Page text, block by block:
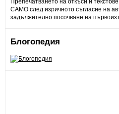
Препечатването на откъси и
САМО след изричното съгласие на
задължително посочване на
Блогопедия